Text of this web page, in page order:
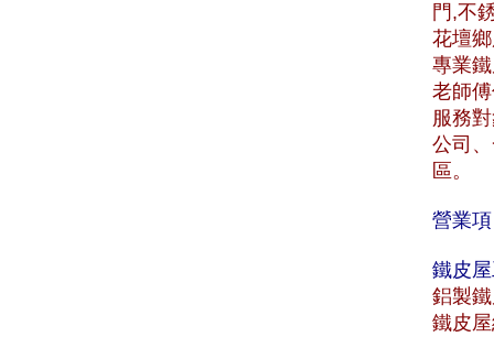
門,不
花壇
專業
老師
服務
公司
區。
營業
鐵皮
鋁製
鐵皮